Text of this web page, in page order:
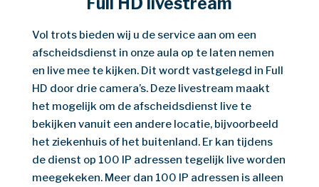
Vol trots bieden wij u de service aan om een
afscheidsdienst in onze aula op te laten nemen
en live mee te kijken. Dit wordt vastgelegd in Full
HD door drie camera’s. Deze livestream maakt
het mogelijk om de afscheidsdienst live te
bekijken vanuit een andere locatie, bijvoorbeeld
het ziekenhuis of het buitenland. Er kan tijdens
de dienst op 100 IP adressen tegelijk live worden
meegekeken. Meer dan 100 IP adressen is alleen